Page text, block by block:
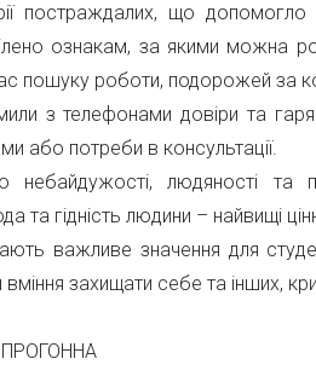
постраждалих, що
ознакам, за якими можна
пошуку роботи, подорожей за
з телефонами довіри та
або потреби в консультації.
небайдужості, людяності та
та гідність людини – найвищі
важливе значення для
захищати себе та інших,
ПРОГОННА